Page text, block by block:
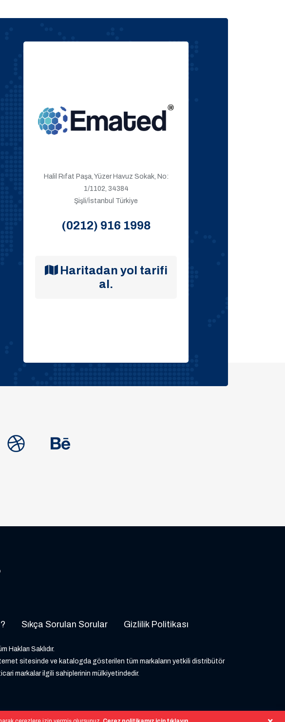
Halil Rıfat Paşa, Yüzer Havuz Sokak, No:
1/1102, 34384
Şişli/İstanbul Türkiye
(0212) 916 1998
Haritadan yol tarifi
al.
Sıkça Sorulan Sorular Gizlilik Politikası
Hakları Saklıdır.
sitesinde ve katalogda gösterilen tüm markaların yetkili distribütör
markalar ilgili sahiplerinin mülkiyetindedir.